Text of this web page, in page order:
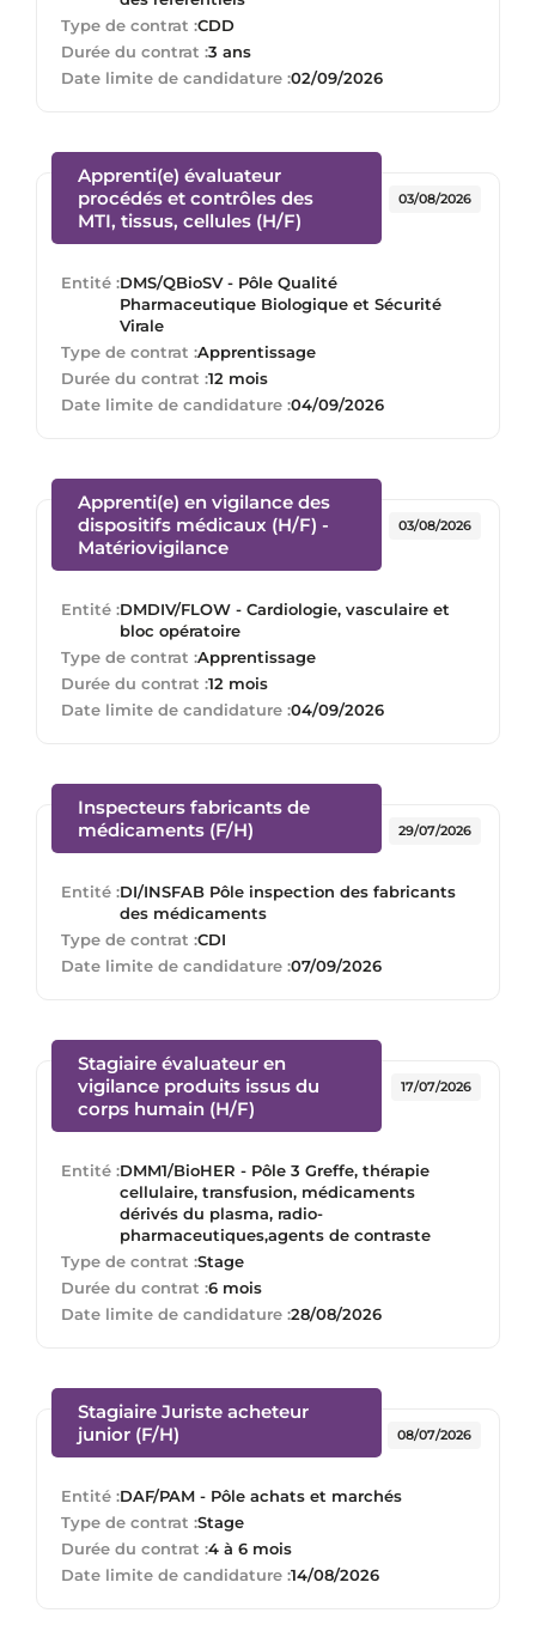
Type de contrat :CDD
Durée du contrat :3 ans
Date limite de candidature :02/09/2026
Apprenti(e) évaluateur
procédés et contrôles des
MTI, tissus, cellules (H/F)
Entité :DMS/QBioSV - Pôle Qualité
Pharmaceutique Biologique et Sécurité
Virale
Type de contrat :Apprentissage
Durée du contrat :12 mois
03/08/2026
Date limite de candidature :04/09/2026
Apprenti(e) en vigilance des
dispositifs médicaux (H/F) -
Matériovigilance(Nouvelle fenêtre)
Entité :DMDIV/FLOW - Cardiologie, vasculaire et
bloc opératoire
Type de contrat :Apprentissage
Durée du contrat :12 mois
03/08/2026
Date limite de candidature :04/09/2026
Inspecteurs fabricants de
médicaments (F/H) (Nouvelle fenêtre)
Entité :DI/INSFAB Pôle inspection des fabricants
des médicaments
Type de contrat :CDI
29/07/2026
Date limite de candidature :07/09/2026
Stagiaire évaluateur en
vigilance produits issus du
corps humain (H/F)
Entité :DMM1/BioHER - Pôle 3 Greffe, thérapie
cellulaire, transfusion, médicaments
dérivés du plasma, radio-
pharmaceutiques,agents de contraste
Type de contrat :Stage
Durée du contrat :6 mois
17/07/2026
Date limite de candidature :28/08/2026
Stagiaire Juriste acheteur
junior (F/H)
Entité :DAF/PAM - Pôle achats et marchés
Type de contrat :Stage
Durée du contrat :4 à 6 mois
08/07/2026
Date limite de candidature :14/08/2026